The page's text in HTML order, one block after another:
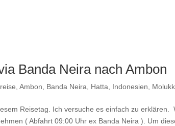
Banda Neira nach Ambon
Ambon Banda Neira Hatta Indonesien
Reisetag. Ich versuche es einfach zu erklären.
( Abfahrt 09:00 Uhr ex Banda Neira ). Um